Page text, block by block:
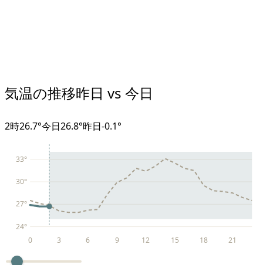
気温の推移昨日 vs 今日
2時26.7°今日26.8°昨日-0.1°
24°
27°
30°
33°
0 3 6 9 12 15 18 21